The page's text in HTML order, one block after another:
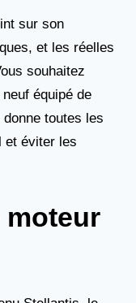
sur son
et les réelles
souhaitez
équipé de
toutes les
et éviter les
moteur